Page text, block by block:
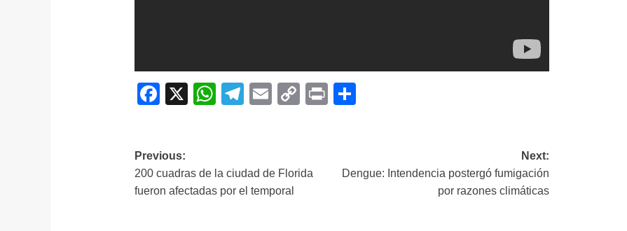
Facebook
X WhatsApp
Telegram
EmailCopyPrint
Navegación
de
entradas
Previous:
200 cuadras de la ciudad de Florida
fueron afectadas por el temporal
Next:
Dengue: Intendencia postergó fumigación
por razones climáticas